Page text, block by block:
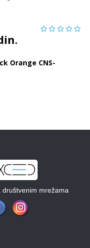
Orange CNS-
društvenim mrežama